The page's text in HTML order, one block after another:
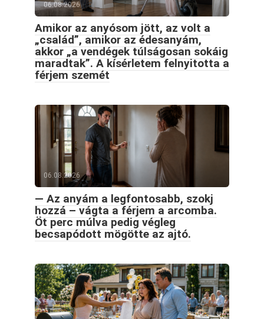
06.08.2026
Amikor az anyósom jött, az volt a
„család”, amikor az édesanyám,
akkor „a vendégek túlságosan sokáig
maradtak”. A kísérletem felnyitotta a
férjem szemét
06.08.2026
— Az anyám a legfontosabb, szokj
hozzá – vágta a férjem a arcomba.
Öt perc múlva pedig végleg
becsapódott mögötte az ajtó.